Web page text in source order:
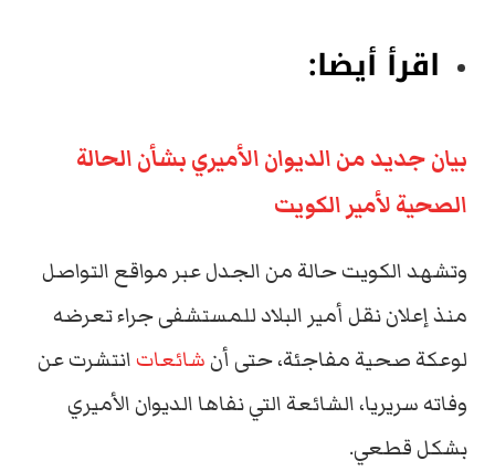
اقرأ أيضا:
بيان جديد من الديوان الأميري بشأن الحالة
الصحية لأمير الكويت
وتشهد الكويت حالة من الجدل عبر مواقع التواصل
منذ إعلان نقل أمير البلاد للمستشفى جراء تعرضه
لوعكة صحية مفاجئة، حتى أنشائعاتانتشرت عن
وفاته سريريا، الشائعة التي نفاها الديوان الأميري
بشكل قطعي.